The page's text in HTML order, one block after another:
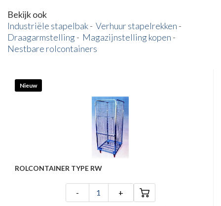
Bekijk ook
Industriële stapelbak- Verhuur stapelrekken -
Draagarmstelling - Magazijnstelling kopen -
Nestbare rolcontainers
Nieuw
ROLCONTAINER TYPE RW
- +